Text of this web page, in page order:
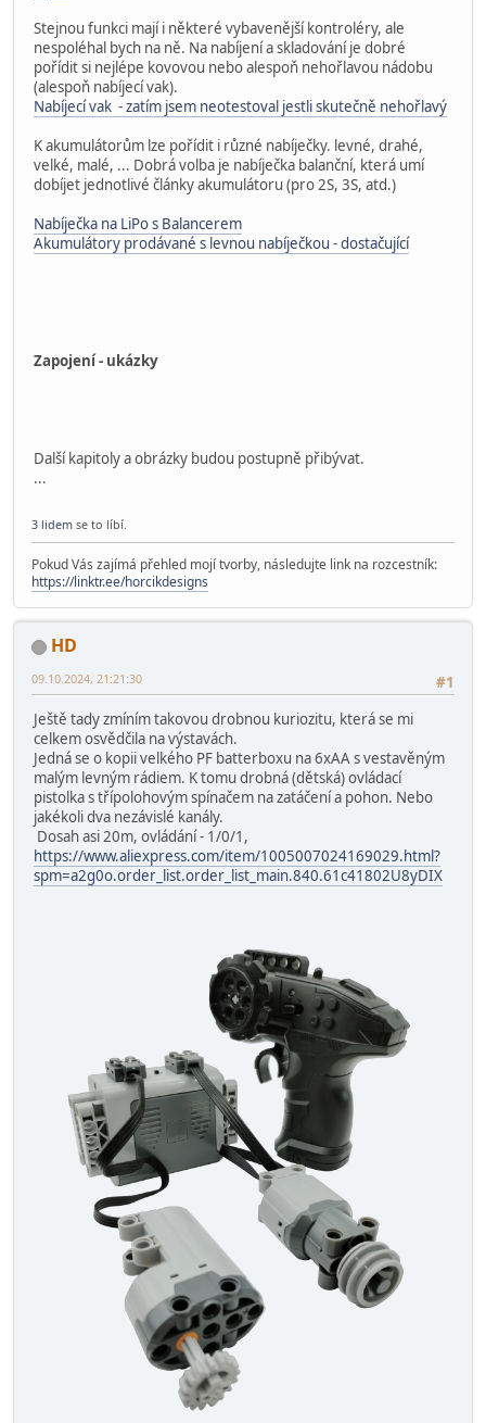
Stejnou funkci mají i některé vybavenější kontroléry, ale
nespoléhal bych na ně. Na nabíjení a skladování je dobré
pořídit si nejlépe kovovou nebo alespoň nehořlavou nádobu
(alespoň nabíjecí vak).
Nabíjecí vak - zatím jsem neotestoval jestli skutečně nehořlavý
K akumulátorům lze pořídit i různé nabíječky. levné, drahé,
velké, malé, ... Dobrá volba je nabíječka balanční, která umí
dobíjet jednotlivé články akumulátoru (pro 2S, 3S, atd.)
Nabíječka na LiPo s Balancerem
Akumulátory prodávané s levnou nabíječkou - dostačující
Zapojení - ukázky
Další kapitoly a obrázky budou postupně přibývat.
...
3 lidem se to líbí.
Pokud Vás zajímá přehled mojí tvorby, následujte link na rozcestník:
https://linktr.ee/horcikdesigns
HD
#1
09.10.2024, 21:21:30
Ještě tady zmíním takovou drobnou kuriozitu, která se mi
celkem osvědčila na výstavách.
Jedná se o kopii velkého PF batterboxu na 6xAA s vestavěným
malým levným rádiem. K tomu drobná (dětská) ovládací
pistolka s třípolohovým spínačem na zatáčení a pohon. Nebo
jakékoli dva nezávislé kanály.
Dosah asi 20m, ovládání - 1/0/1,
https://www.aliexpress.com/item/1005007024169029.html?
spm=a2g0o.order_list.order_list_main.840.61c41802U8yDIX